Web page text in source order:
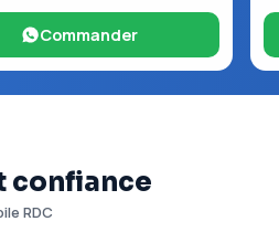
Commander
confiance
RDC